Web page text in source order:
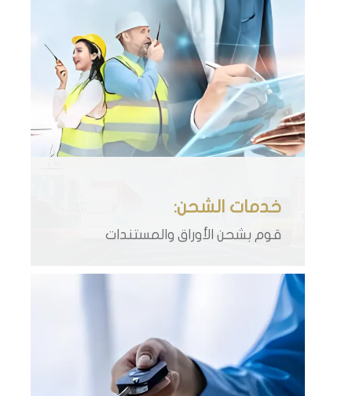
خدمات الشحن:
قوم بشحن الأوراق والمستندات